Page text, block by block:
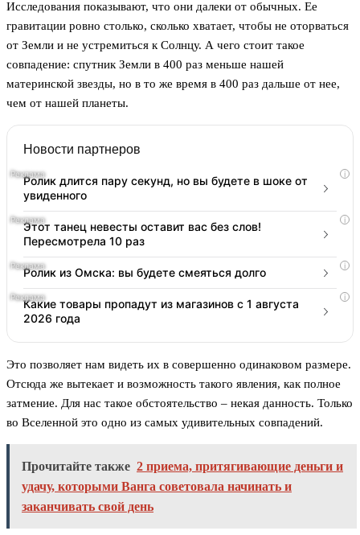
Исследования показывают, что они далеки от обычных. Ее
гравитации ровно столько, сколько хватает, чтобы не оторваться
от Земли и не устремиться к Солнцу. А чего стоит такое
совпадение: спутник Земли в 400 раз меньше нашей
материнской звезды, но в то же время в 400 раз дальше от нее,
чем от нашей планеты.
Новости партнеров
i
Ролик длится пару секунд, но вы будете в шоке от
увиденного
i
Этот танец невесты оставит вас без слов!
Пересмотрела 10 раз
i
Ролик из Омска: вы будете смеяться долго
i
Какие товары пропадут из магазинов с 1 августа
2026 года
Это позволяет нам видеть их в совершенно одинаковом размере.
Отсюда же вытекает и возможность такого явления, как полное
затмение. Для нас такое обстоятельство – некая данность. Только
во Вселенной это одно из самых удивительных совпадений.
Прочитайте также 2 приема, притягивающие деньги и
удачу, которыми Ванга советовала начинать и
заканчивать свой день